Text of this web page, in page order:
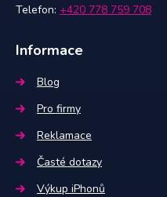
Telefon: +420 778 759 708
Informace
Blog
Pro firmy
Reklamace
Časté dotazy
Výkup iPhonů